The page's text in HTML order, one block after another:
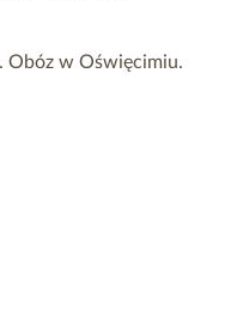
Obóz w Oświęcimiu.